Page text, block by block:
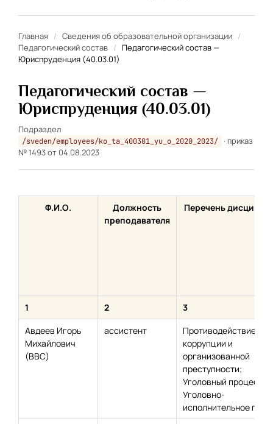
Главная / Сведения об образовательной организации /
Педагогический состав / Педагогический состав —
Юриспруденция (40.03.01)
Педагогический состав —
Юриспруденция (40.03.01)
Подраздел
/sveden/employees/ko_ta_400301_yu_o_2020_2023/
· приказ
№ 1493 от 04.08.2023
Ф.И.О.
Должность
преподавателя
Перечень
1 2
3
Авдеев Игорь
Михайлович
(ВВС)
ассистент
Противодействие
коррупции и
организованной
преступности;
Уголовный процесс;
Уголовно-
исполнительное